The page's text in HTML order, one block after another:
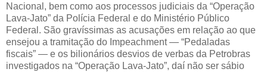
Nacional, bem como aos processos judiciais da “Operação
Lava-Jato” da Polícia Federal e do Ministério Público
Federal. São gravíssimas as acusações em relação ao que
ensejou a tramitação do Impeachment — “Pedaladas
fiscais” — e os bilionários desvios de verbas da Petrobras
investigados na “Operação Lava-Jato”, daí não ser sábio